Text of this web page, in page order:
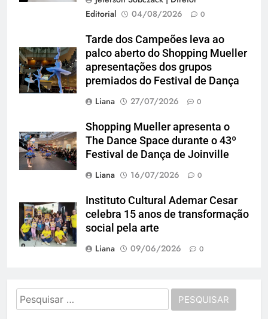
Editorial
04/08/2026 0
Tarde dos Campeões leva ao
palco aberto do Shopping Mueller
apresentações dos grupos
premiados do Festival de Dança
Liana
27/07/2026 0
Shopping Mueller apresenta o
The Dance Space durante o 43º
Festival de Dança de Joinville
Liana
16/07/2026 0
Instituto Cultural Ademar Cesar
celebra 15 anos de transformação
social pela arte
Liana
09/06/2026 0
Pesquisar
por: